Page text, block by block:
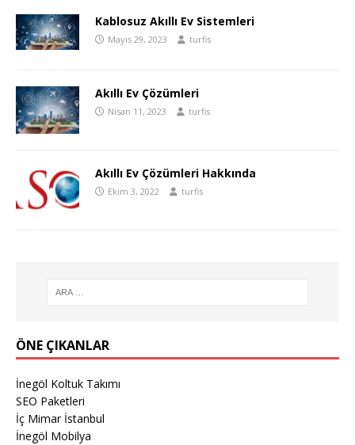
Kablosuz Akıllı Ev Sistemleri
Mayıs 29, 2023 turfis
Akıllı Ev Çözümleri
Nisan 11, 2023 turfis
Akıllı Ev Çözümleri Hakkında
Ekim 3, 2022 turfis
ÖNE ÇIKANLAR
İnegöl Koltuk Takımı
SEO Paketleri
İç Mimar İstanbul
İnegöl Mobilya